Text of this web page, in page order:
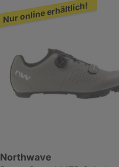
Nur online erhältlich!
Northwave